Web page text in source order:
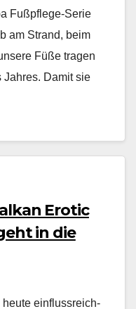
Fußpflege-Serie
am Strand, beim
Füße tra­gen
Jahres. Damit sie
Erotic
in die
heute ein­flussre­ich­